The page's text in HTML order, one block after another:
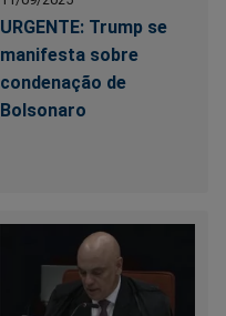
URGENTE: Trump se
manifesta sobre
condenação de
Bolsonaro